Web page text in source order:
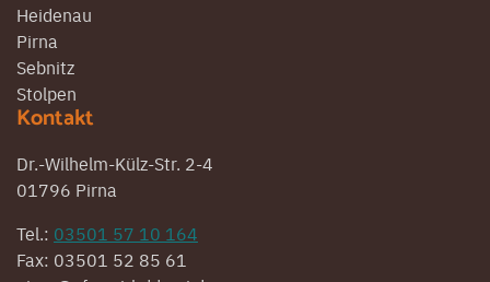
Heidenau
Pirna
Sebnitz
Stolpen
Kontakt
Dr.-Wilhelm-Külz-Str. 2-4
01796 Pirna
Tel.: 03501 57 10 164
Fax: 03501 52 85 61